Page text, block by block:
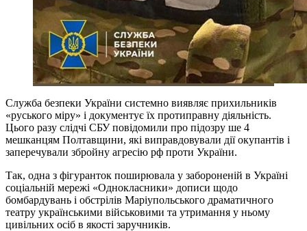
Служба безпеки України системно виявляє прихильників
«руського міру» і документує їх протиправну діяльність.
Цього разу слідчі СБУ повідомили про підозру ше 4
мешканцям Полтавщини, які виправдовували дії окупантів і
заперечували збройну агресію рф проти України.
Так, одна з фігуранток поширювала у забороненій в Україні
соціальній мережі «Однокласники» дописи щодо
бомбардувань і обстрілів Маріупольського драматичного
театру українськими військовими та утримання у ньому
цивільних осіб в якості заручників.